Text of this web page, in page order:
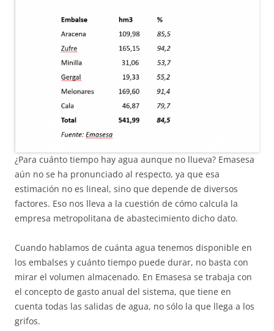
¿Para cuánto tiempo hay agua aunque no llueva? Emasesa
aún no se ha pronunciado al respecto, ya que esa
estimación no es lineal, sino que depende de diversos
factores. Eso nos lleva a la cuestión de cómo calcula la
empresa metropolitana de abastecimiento dicho dato.
Cuando hablamos de cuánta agua tenemos disponible en
los embalses y cuánto tiempo puede durar, no basta con
mirar el volumen almacenado. En Emasesa se trabaja con
el concepto de gasto anual del sistema, que tiene en
cuenta todas las salidas de agua, no sólo la que llega a los
grifos.